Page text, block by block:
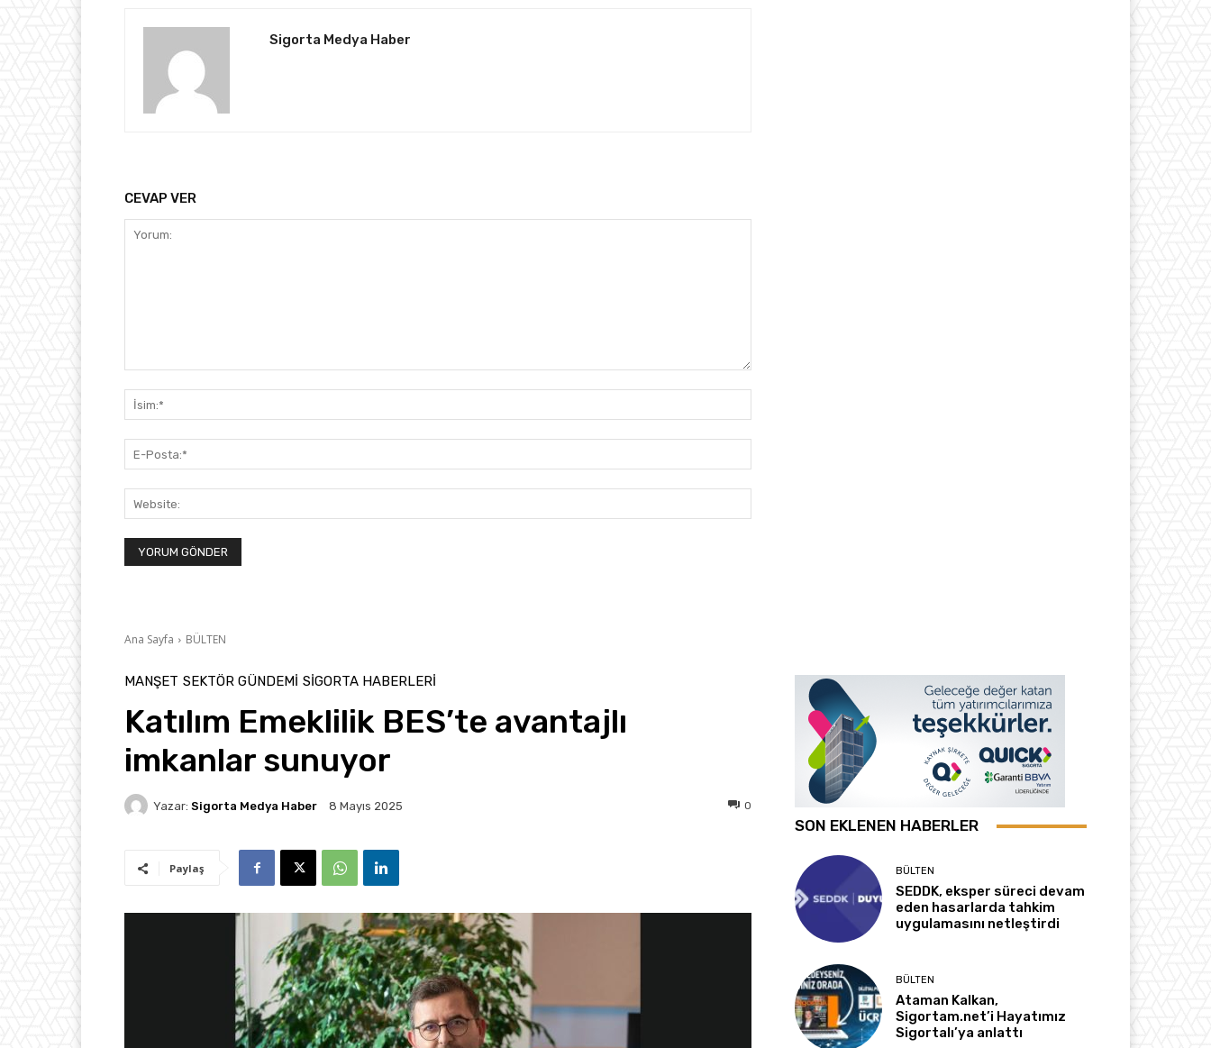
Sigorta Medya Haber
CEVAP VER
Posta:*